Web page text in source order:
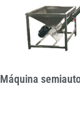
Máquina